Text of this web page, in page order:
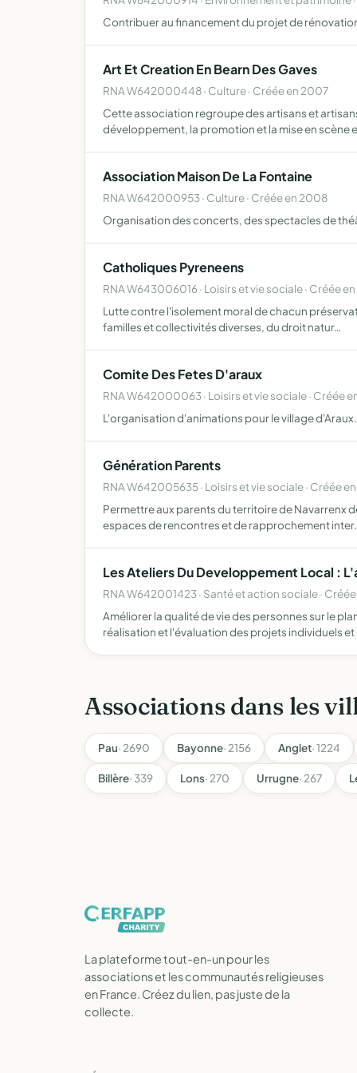
Contribuer au financement du projet de
Art Et Creation En Bearn Des Gaves
RNA W642000448 · Culture · Créée en 2007
Cette association regroupe des artisans et
développement, la promotion et la mise en scène
Association Maison De La Fontaine
RNA W642000953 · Culture · Créée en 2008
Organisation des concerts, des spectacles de
Catholiques Pyreneens
RNA W643006016 · Loisirs et vie sociale · Créée
Lutte contre l'isolement moral de chacun
familles et collectivités diverses, du droit natur…
Comite Des Fetes D'araux
RNA W642000063 · Loisirs et vie sociale · Créée
L'organisation d'animations pour le village d'Araux.
Génération Parents
RNA W642005635 · Loisirs et vie sociale · Créée
Permettre aux parents du territoire de Navarrenx
espaces de rencontres et de rapprochement
Les Ateliers Du Developpement Local :
RNA W642001423 · Santé et action sociale · Créée
Améliorer la qualité de vie des personnes sur le
réalisation et l'évaluation des projets individuels
Associations dans les
Pau· 2690 Bayonne· 2156 Anglet· 1224
Billère· 339 Lons· 270 Urrugne· 267
La plateforme tout-en-un pour les
associations et les communautés religieuses
en France. Créez du lien, pas juste de la
collecte.